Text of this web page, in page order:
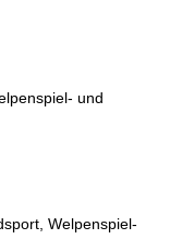
und
Welpenspiel-